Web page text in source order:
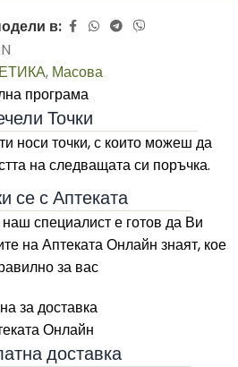
в:
, Масова
Точки
носи точки, с които можеш да
на следващата си поръчка.
се с Аптеката
специалист е готов да Ви
наАптеката Онлайн знаят, кое
за вас
доставка